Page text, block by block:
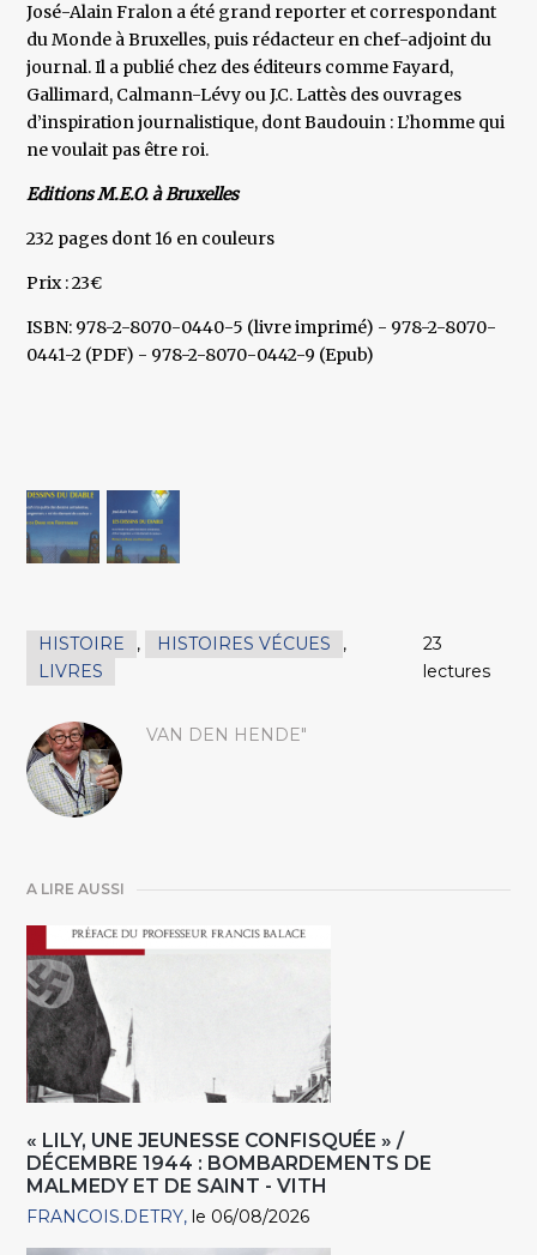
José-Alain Fralon a été grand reporter et correspondant
du Monde à Bruxelles, puis rédacteur en chef-adjoint du
journal. Il a publié chez des éditeurs comme Fayard,
Gallimard, Calmann-Lévy ou J.C. Lattès des ouvrages
d’inspiration journalistique, dont Baudouin : L’homme qui
ne voulait pas être roi.
Editions M.E.O. à Bruxelles
232 pages dont 16 en couleurs
Prix : 23€
ISBN: 978-2-8070-0440-5 (livre imprimé) - 978-2-8070-
0441-2 (PDF) - 978-2-8070-0442-9 (Epub)
HISTOIRE , HISTOIRES VÉCUES
,
LIVRES
23
lectures
VAN DEN HENDE"
A LIRE AUSSI
« LILY, UNE JEUNESSE CONFISQUÉE » /
DÉCEMBRE 1944 : BOMBARDEMENTS DE
MALMEDY ET DE SAINT - VITH
FRANCOIS.DETRY le 06/08/2026